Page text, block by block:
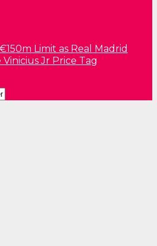
Limit as Real Madrid
Jr Price Tag